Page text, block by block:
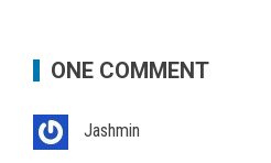
ONE COMMENT
Jashmin